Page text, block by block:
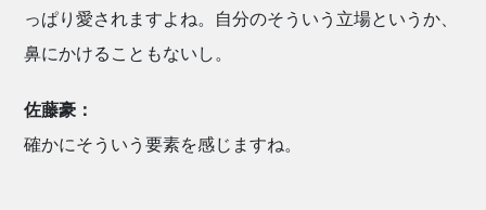
っぱり愛されますよね。自分のそういう立場というか、
鼻にかけることもないし。
佐藤豪：
確かにそういう要素を感じますね。